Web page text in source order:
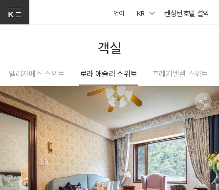
언어 KR 켄싱턴호텔 설악
객실
엘리자베스 스위트 로라 애슐리 스위트 프레지덴셜 스위트